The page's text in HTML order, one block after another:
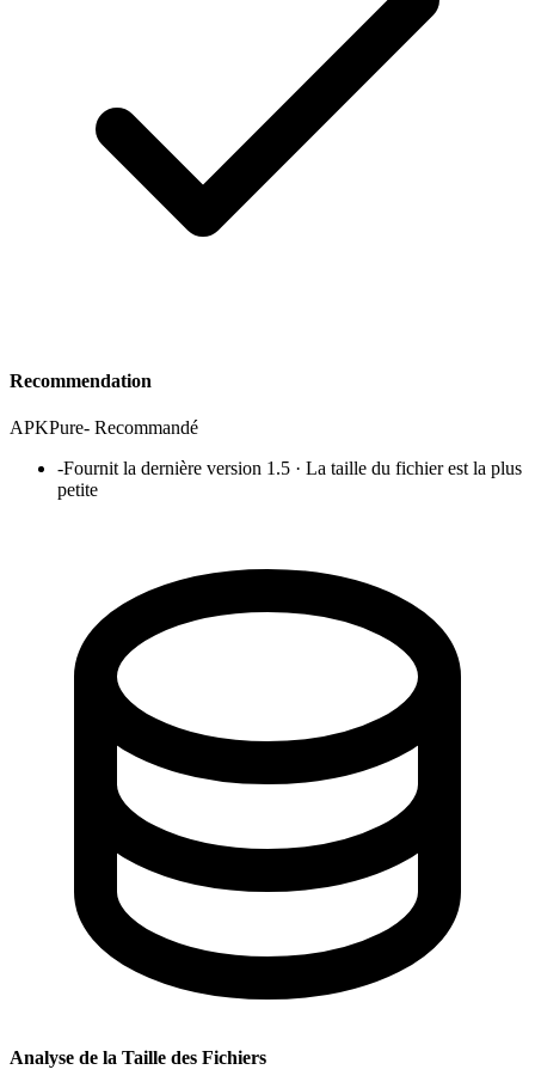
Recommendation
APKPure- Recommandé
-Fournit la dernière version 1.5 · La taille du fichier est la plus
petite
Analyse de la Taille des Fichiers